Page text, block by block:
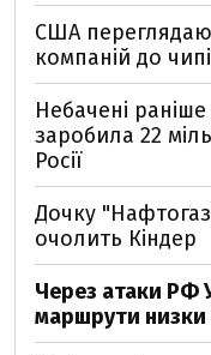
США
компаній до
Небачені
заробила 22
Росії
Дочку
очолить Кіндер
Через атаки РФ
маршрути низки